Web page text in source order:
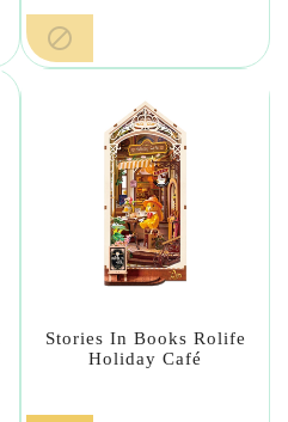

Stories In Books Rolife
Holiday Café